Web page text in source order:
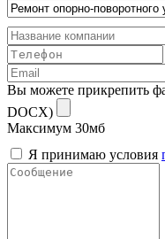
Вы можете прикрепить
DOCX)
Максимум 30мб
Я принимаю условия